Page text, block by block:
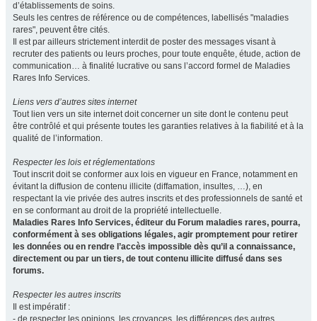
d’établissements de soins.
Seuls les centres de référence ou de compétences, labellisés "maladies
rares", peuvent être cités.
Il est par ailleurs strictement interdit de poster des messages visant à
recruter des patients ou leurs proches, pour toute enquête, étude, action de
communication… à finalité lucrative ou sans l’accord formel de Maladies
Rares Info Services.
Liens vers d’autres sites internet
Tout lien vers un site internet doit concerner un site dont le contenu peut
être contrôlé et qui présente toutes les garanties relatives à la fiabilité et à la
qualité de l’information.
Respecter les lois et réglementations
Tout inscrit doit se conformer aux lois en vigueur en France, notamment en
évitant la diffusion de contenu illicite (diffamation, insultes, …), en
respectant la vie privée des autres inscrits et des professionnels de santé et
en se conformant au droit de la propriété intellectuelle.
Maladies Rares Info Services, éditeur du Forum maladies rares, pourra,
conformément à ses obligations légales, agir promptement pour retirer
les données ou en rendre l’accès impossible dès qu’il a connaissance,
directement ou par un tiers, de tout contenu illicite diffusé dans ses
forums.
Respecter les autres inscrits
Il est impératif :
- de respecter les opinions, les croyances, les différences des autres